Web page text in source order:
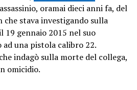
oramai dieci anni fa, del
stava investigando sulla
gennaio 2015 nel suo
una pistola calibro 22.
indagò sulla morte del collega,
omicidio.